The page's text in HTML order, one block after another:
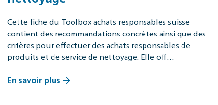
Cette fiche du Toolbox achats responsables suisse
contient des recommandations concrètes ainsi que des
critères pour effectuer des achats responsables de
produits et de service de nettoyage. Elle off…
En savoir plus